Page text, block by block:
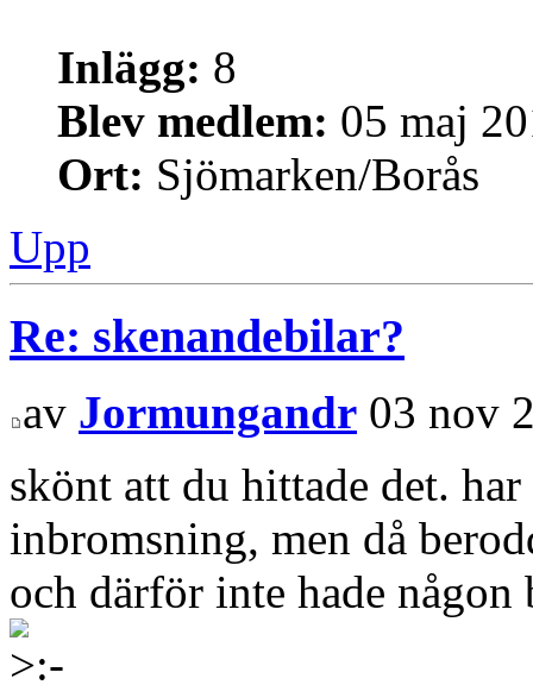
Inlägg: 8
Blev medlem: 05 maj
Ort: Sjömarken/Borås
Upp
Re: skenandebilar?
av Jormungandr 03 nov
skönt att du hittade det.
inbromsning, men då
och därför inte hade